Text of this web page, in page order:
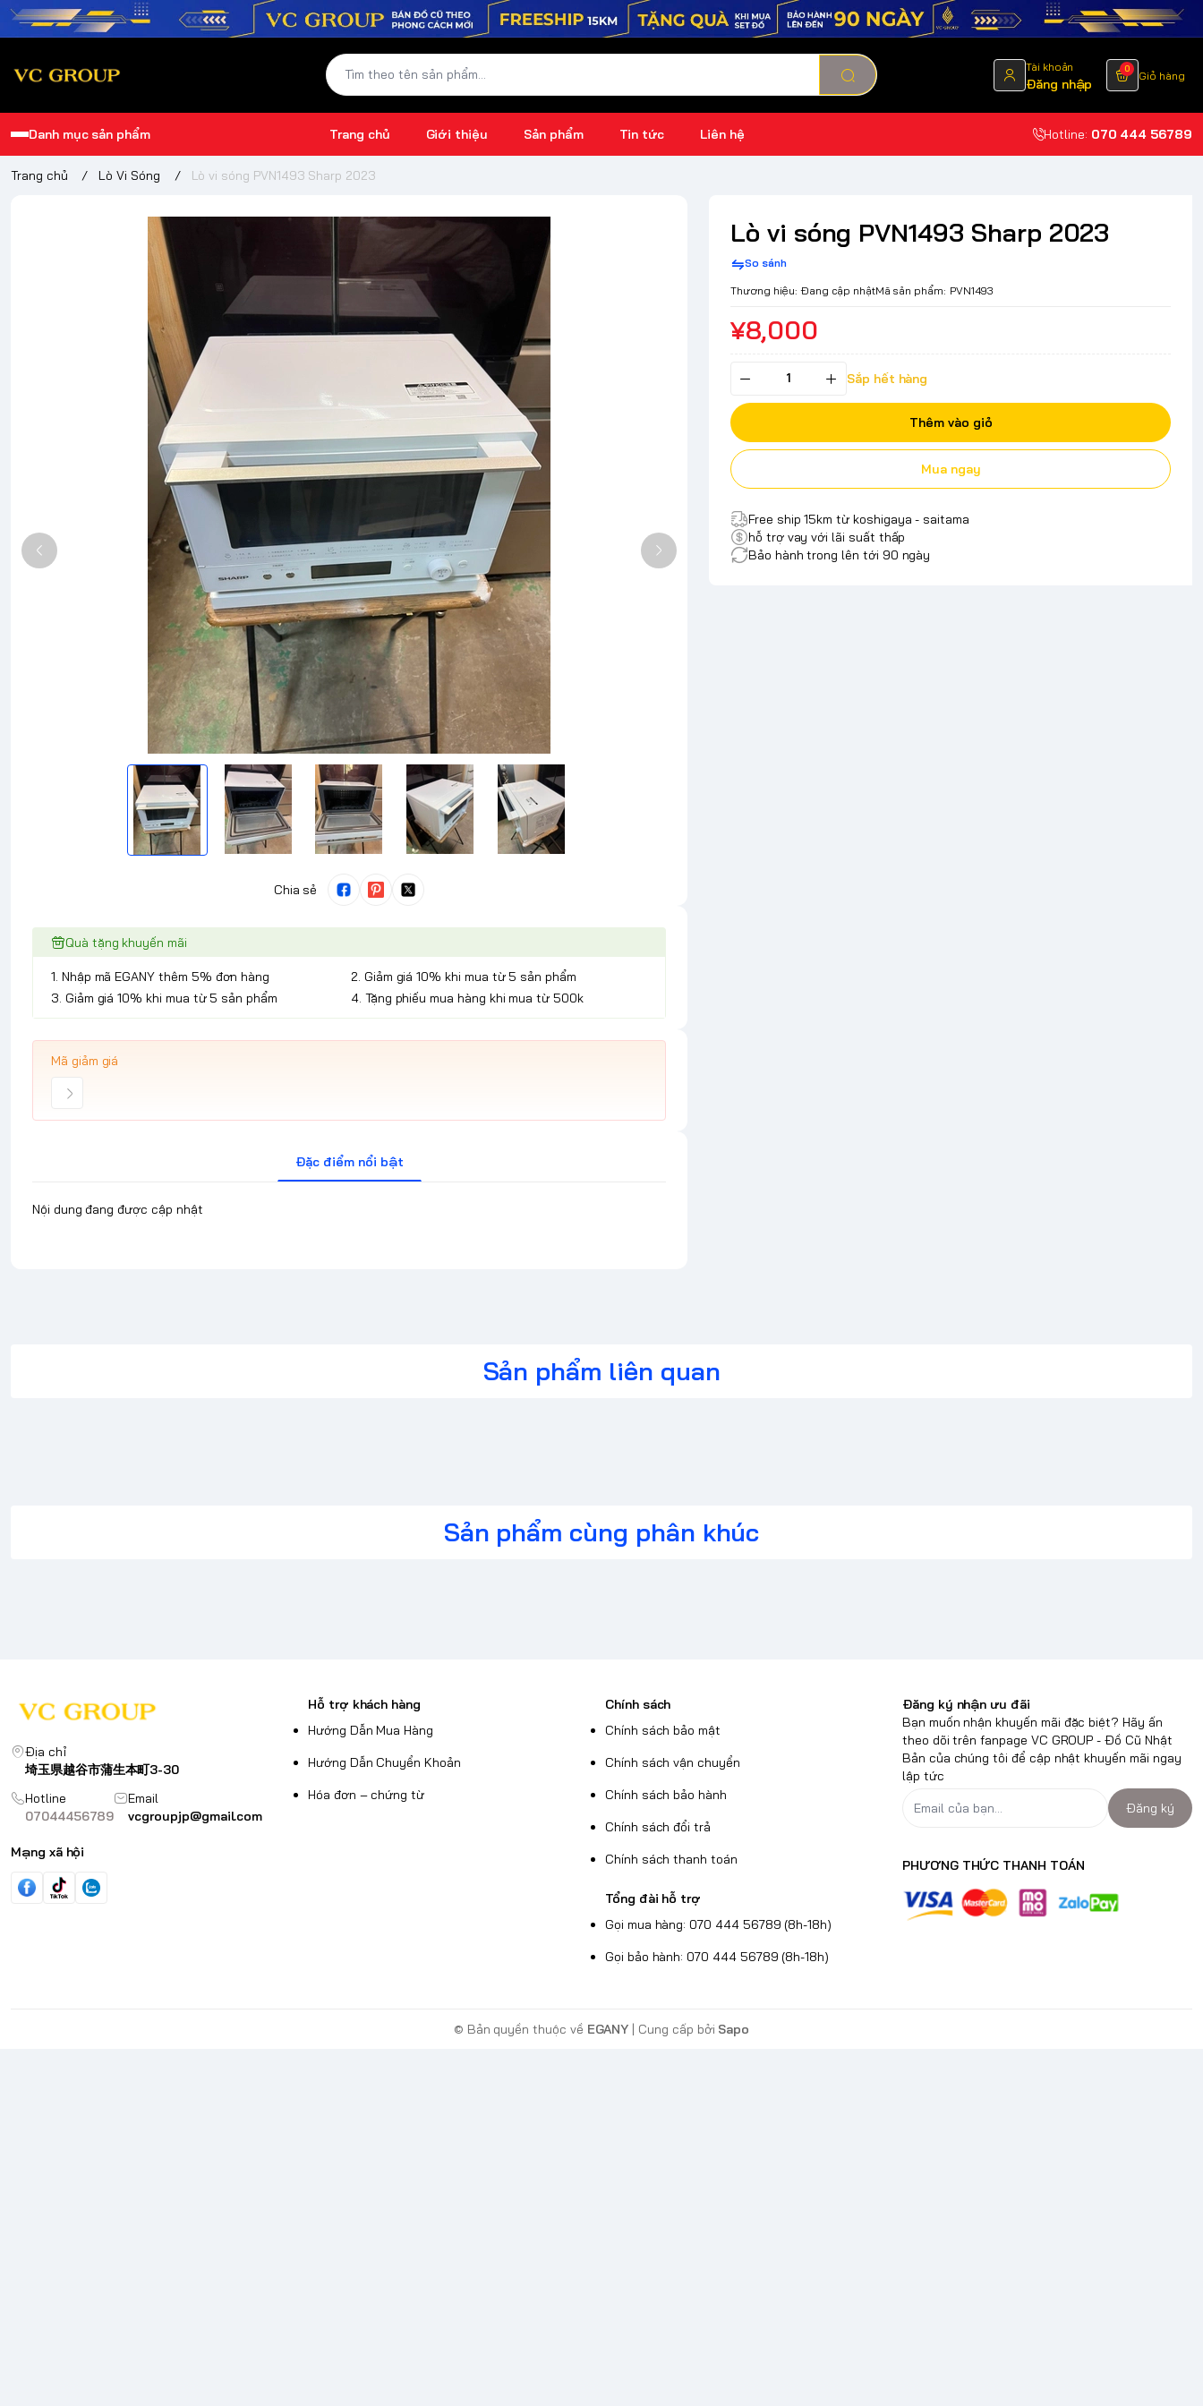
Tài khoản
Đăng nhập
0
Giỏ hàng
Danh mục sản phẩm Trang chủ Giới thiệu Sản phẩm Tin tức Liên hệ Hotline: 070 444 56789
Trang chủ / Lò Vi Sóng / Lò vi sóng PVN1493 Sharp 2023
Chia sẻ
Lò vi sóng PVN1493 Sharp 2023
So sánh
Thương hiệu: Đang cập nhậtMã sản phẩm: PVN1493
¥8,000
Sắp hết hàng
Thêm vào giỏ
Mua ngay
Free ship 15km từ koshigaya - saitama
hỗ trợ vay với lãi suất thấp
Bảo hành trong lên tới 90 ngày
Quà tặng khuyến mãi
1. Nhập mã EGANY thêm 5% đơn hàng
2. Giảm giá 10% khi mua từ 5 sản phẩm
3. Giảm giá 10% khi mua từ 5 sản phẩm
4. Tặng phiếu mua hàng khi mua từ 500k
Mã giảm giá
Đặc điểm nổi bật
Nội dung đang được cập nhật
Sản phẩm liên quan
Sản phẩm cùng phân khúc
Địa chỉ
埼玉県越谷市蒲生本町3-30
Hotline
07044456789
Email
vcgroupjp@gmail.com
Mạng xã hội
Hỗ trợ khách hàng
Hướng Dẫn Mua Hàng
Hướng Dẫn Chuyển Khoản
Hóa đơn – chứng từ
Chính sách
Chính sách bảo mật
Chính sách vận chuyển
Chính sách bảo hành
Chính sách đổi trả
Chính sách thanh toán
Tổng đài hỗ trợ
Gọi mua hàng: 070 444 56789 (8h-18h)
Gọi bảo hành: 070 444 56789 (8h-18h)
Đăng ký nhận ưu đãi
Bạn muốn nhận khuyến mãi đặc biệt? Hãy ấn
theo dõi trên fanpage VC GROUP - Đồ Cũ Nhật
Bản của chúng tôi để cập nhật khuyến mãi ngay
lập tức
Đăng ký
PHƯƠNG THỨC THANH TOÁN
© Bản quyền thuộc về EGANY | Cung cấp bởi Sapo